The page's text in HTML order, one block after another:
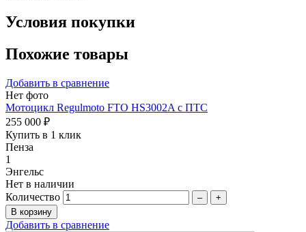
Условия покупки
Похожие товары
Добавить в сравнение
Нет фото
Мотоцикл Regulmoto FTO HS3002A с ПТС
255 000 ₽
Купить в 1 клик
Пенза
1
Энгельс
Нет в наличии
Количество
– +
Добавить в сравнение